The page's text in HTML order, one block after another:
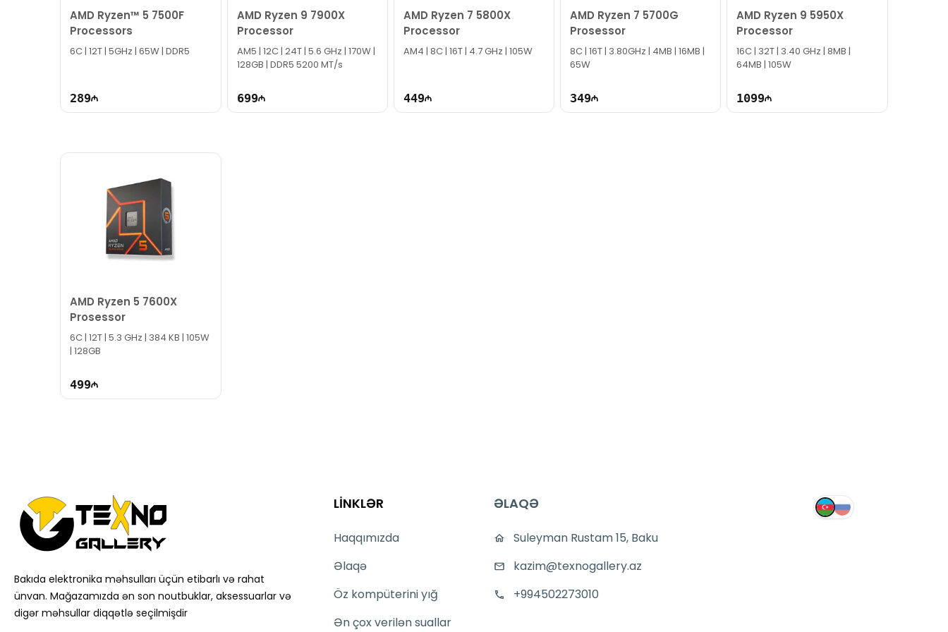
AMD Ryzen™ 5 7500F
Processors
6C | 12T | 5GHz | 65W | DDR5
289
AMD Ryzen 9 7900X
Processor
AM5 | 12C | 24T | 5.6 GHz | 170W |
128GB | DDR5 5200 MT/s
699
AMD Ryzen 7 5800X
Processor
AM4 | 8C | 16T | 4.7 GHz | 105W
449
AMD Ryzen 7 5700G
Prosessor
8C | 16T | 3.80GHz | 4MB | 16MB |
65W
349
AMD Ryzen 9 5950X
Processor
16C | 32T | 3.40 GHz | 8MB |
64MB | 105W
1099
AMD Ryzen 5 7600X
Prosessor
6C | 12T | 5.3 GHz | 384 KB | 105W
| 128GB
499
Bakıda elektronika məhsulları üçün etibarlı və rahat
ünvan. Mağazamızda ən son noutbuklar, aksessuarlar və
digər məhsullar diqqətlə seçilmişdir
LİNKLƏR
Haqqımızda
Əlaqə
Öz kompüterini yığ
Ən çox verilən suallar
ƏLAQƏ
Suleyman Rustam 15, Baku
kazim@texnogallery.az
+994502273010